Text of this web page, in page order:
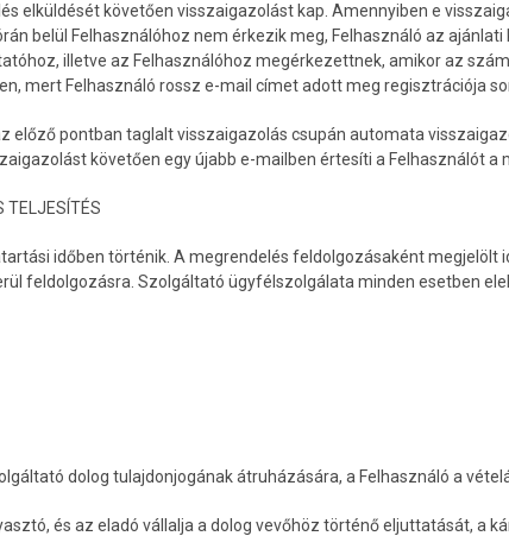
elküldését követően visszaigazolást kap. Amennyiben e
belül Felhasználóhoz nem érkezik meg, Felhasználó az
illetve az Felhasználóhoz megérkezettnek, amikor az
mert Felhasználó rossz e-mail címet adott meg regisztrációja
előző pontban taglalt visszaigazolás csupán automata
követően egy újabb e-mailben értesíti a Felhasználót a
TELJESÍTÉS
időben történik. A megrendelés feldolgozásaként
feldolgozásra. Szolgáltató ügyfélszolgálata minden esetben
dolog tulajdonjogának átruházására, a Felhasználó a
és az eladó vállalja a dolog vevőhöz történő eljuttatását, a